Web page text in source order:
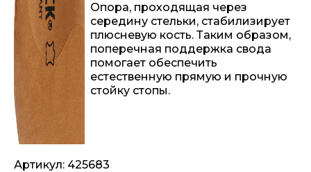
Опора, проходящая через
середину стельки, стабилизирует
плюсневую кость. Таким образом,
поперечная поддержка свода
помогает обеспечить
естественную прямую и прочную
стойку стопы.
Артикул: 425683